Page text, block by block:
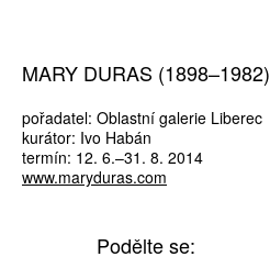
MARY DURAS (1898–1982)
pořadatel: Oblastní galerie Liberec
kurátor: Ivo Habán
termín: 12. 6.–31. 8. 2014
www.maryduras.com
Podělte se: